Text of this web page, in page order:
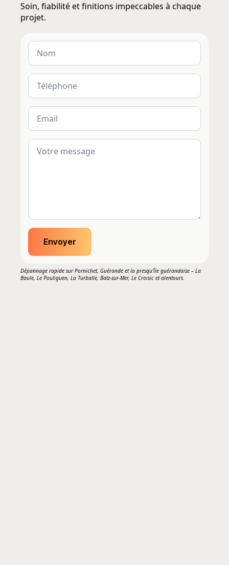
Soin, fiabilité et finitions impeccables à chaque
projet.
Nom
Phone
Number
*
Email
Message
Envoyer
Dépannage rapide sur Pornichet, Guérande et la presqu’île guérandaise – La
Baule, Le Pouliguen, La Turballe, Batz-sur-Mer, Le Croisic et alentours.